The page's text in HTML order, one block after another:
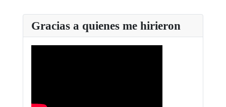
Gracias a quienes me hirieron